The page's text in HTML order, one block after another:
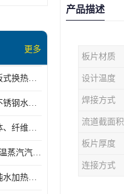
更多
汽水换热机组水水板式换热机组板式热交换机组厂家专业定制
空调制冷采暖适用不锈钢水水汽水板式换热器
湖南益阳宽流道固体、纤维、浆状物质加热冷却冷凝蒸发板式换热器
湖南娄底承300℃高温蒸汽汽水二级换热器
湖南欧力德药液、纯水加热、冷却、蒸发及杀菌用卫生级板式换热器
产品描述
板片材质
设计温度
焊接方式
流道截面积
板片厚度
连接方式